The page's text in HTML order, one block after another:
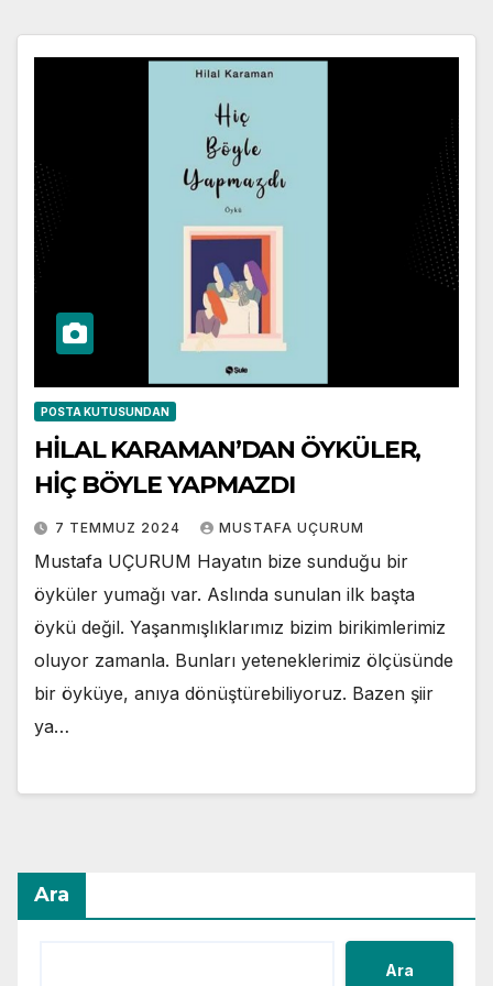
POSTA KUTUSUNDAN
HİLAL KARAMAN’DAN ÖYKÜLER,
HİÇ BÖYLE YAPMAZDI
7 TEMMUZ 2024 MUSTAFA UÇURUM
Mustafa UÇURUM Hayatın bize sunduğu bir
öyküler yumağı var. Aslında sunulan ilk başta
öykü değil. Yaşanmışlıklarımız bizim birikimlerimiz
oluyor zamanla. Bunları yeteneklerimiz ölçüsünde
bir öyküye, anıya dönüştürebiliyoruz. Bazen şiir
ya…
Ara
Ara